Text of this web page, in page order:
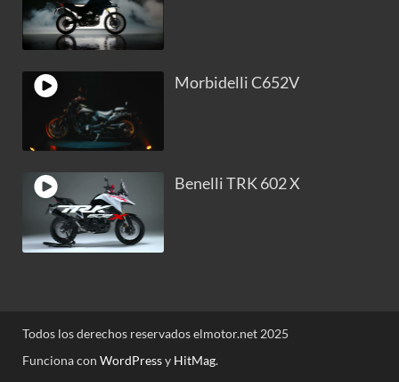
Morbidelli C652V
Benelli TRK 602 X
Todos los derechos reservados elmotor.net 2025
Funciona con WordPressy HitMag.